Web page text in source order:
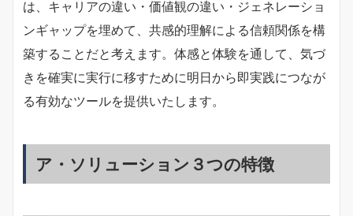
は、キャリアの違い・価値観の違い・ジェネレーショ
ンギャップを埋めて、共感的理解による信頼関係を構
築することだと考えます。体感と体験を通して、気づ
きを確実に実行に移すために明日から即実践につなが
る有効なツールを提供いたします。
ア・ソリューション３つの特徴